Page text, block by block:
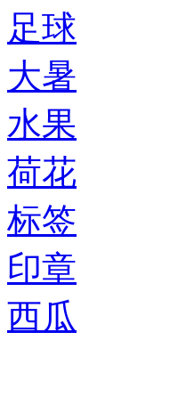
足球
大暑
水果
荷花
标签
印章
西瓜